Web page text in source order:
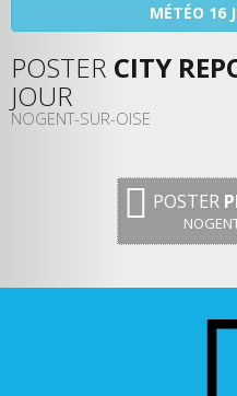
MÉTÉO 16
POSTER CITY
JOUR
NOGENT-SUR-OISE
POSTER